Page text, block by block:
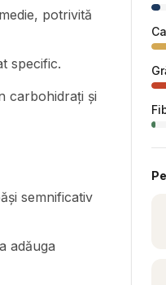
potrivită
specific.
carbohidrați și
semnificativ
adăuga